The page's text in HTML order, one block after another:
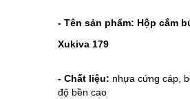
- Tên sản phẩm: Hộp cắm
Xukiva 179
- Chất liệu: nhựa cứng cáp,
độ bền cao